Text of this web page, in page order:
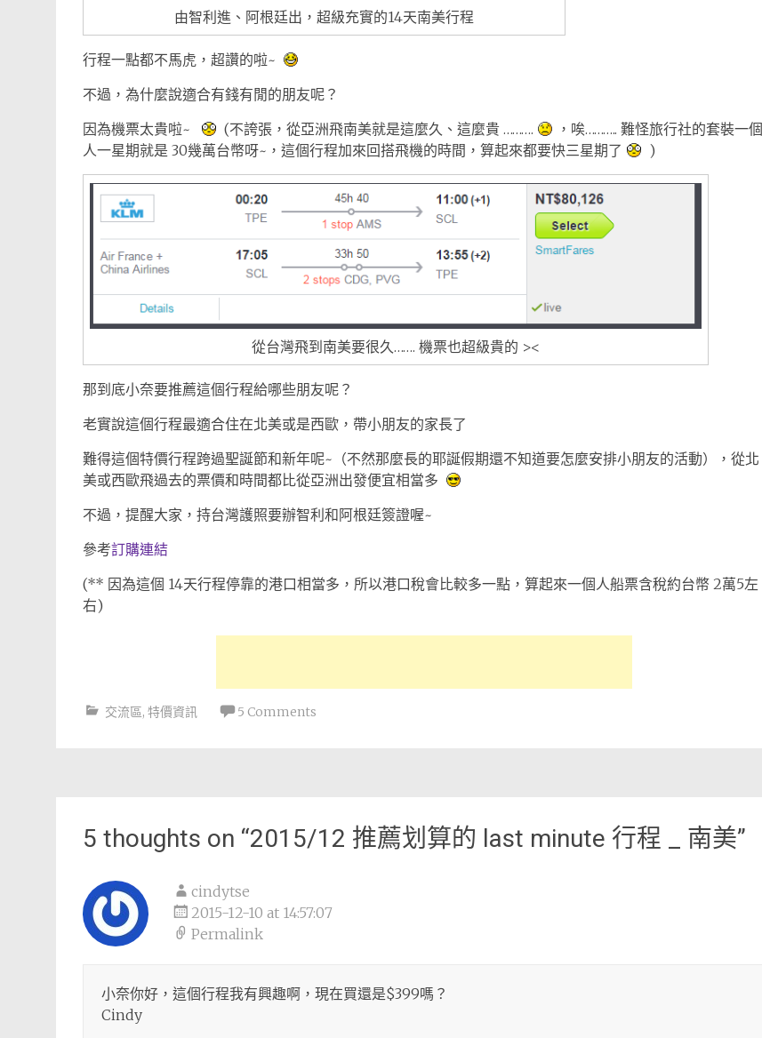
由智利進、阿根廷出，超級充實的14天南美行程
行程一點都不馬虎，超讚的啦~
不過，為什麼說適合有錢有閒的朋友呢？
因為機票太貴啦~
(不誇張，從亞洲飛南美就是這麼久、這麼貴 ……….
，唉……….. 難怪旅行社的套裝一個
人一星期就是 30幾萬台幣呀~，這個行程加來回搭飛機的時間，算起來都要快三星期了
)
從台灣飛到南美要很久……. 機票也超級貴的 ><
那到底小奈要推薦這個行程給哪些朋友呢？
老實說這個行程最適合住在北美或是西歐，帶小朋友的家長了
難得這個特價行程跨過聖誕節和新年呢~（不然那麼長的耶誕假期還不知道要怎麼安排小朋友的活動），從北
美或西歐飛過去的票價和時間都比從亞洲出發便宜相當多
不過，提醒大家，持台灣護照要辦智利和阿根廷簽證喔~
參考訂購連結
(** 因為這個 14天行程停靠的港口相當多，所以港口稅會比較多一點，算起來一個人船票含稅約台幣 2萬5左
右)
交流區, 特價資訊 5 Comments
navigation
5 thoughts on “2015/12 推薦划算的 last minute 行程 _ 南美”
cindytse
2015-12-10 at 14:57:07
Permalink
小奈你好，這個行程我有興趣啊，現在買還是$399嗎？
Cindy